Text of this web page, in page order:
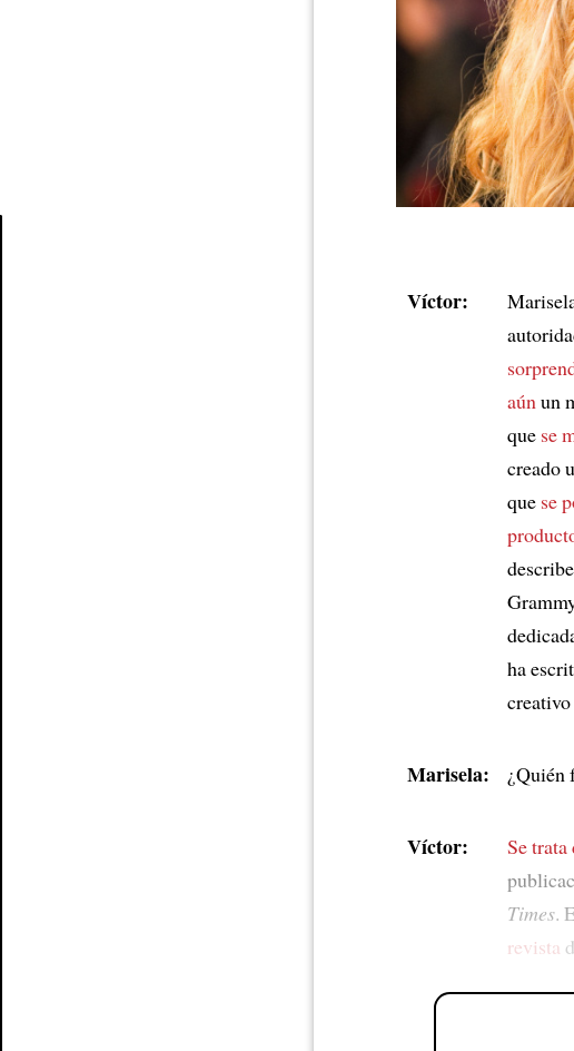
Víctor:
aúnun
que se
creado
que se
ha
Marisela: ¿Quién
Víctor: Se
Times.
revista